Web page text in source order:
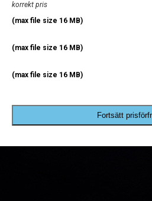
korrekt pris
(max file size 16 MB)
(max file size 16 MB)
(max file size 16 MB)
Fortsätt